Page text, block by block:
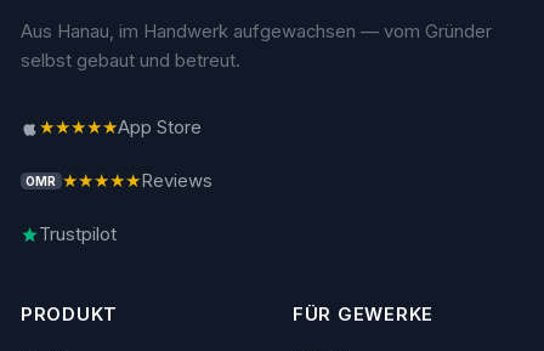
Aus Hanau, im Handwerk aufgewachsen — vom Gründer
selbst gebaut und betreut.
★★★★★App Store
OMR ★★★★★Reviews
Trustpilot
PRODUKT FÜR GEWERKE